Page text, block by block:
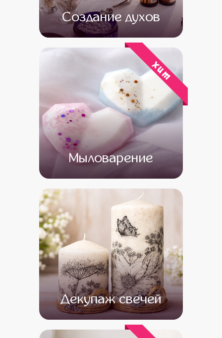
Создание духов
от 15 500 от 13 500
Мыловарение
от 13 500 от 11 500
хит
Декупаж свечей
от 14 500 от 12 500